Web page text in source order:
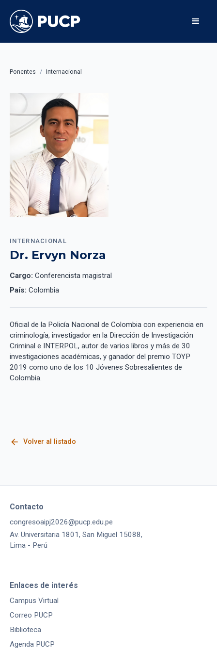
Ponentes / Internacional
INTERNACIONAL
Dr. Ervyn Norza
Cargo: Conferencista magistral
País: Colombia
Oficial de la Policía Nacional de Colombia con experiencia en
criminología, investigador en la Dirección de Investigación
Criminal e INTERPOL, autor de varios libros y más de 30
investigaciones académicas, y ganador del premio TOYP
2019 como uno de los 10 Jóvenes Sobresalientes de
Colombia.
arrow_back Volver al listado
Contacto
congresoaipj2026@pucp.edu.pe
Av. Universitaria 1801, San Miguel 15088,
Lima - Perú
Enlaces de interés
Campus Virtual
Correo PUCP
Biblioteca
Agenda PUCP